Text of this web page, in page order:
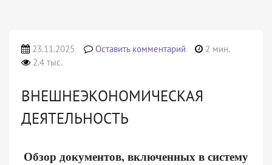
23.11.2025 Оставить комментарий
2 мин.
2.4 тыс.
ВНЕШНЕЭКОНОМИЧЕСКАЯ
ДЕЯТЕЛЬНОСТЬ
Обзор документов, включенных в систему